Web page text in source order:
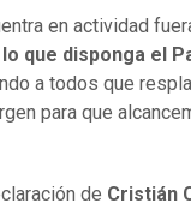
en actividad
que disponga el
a todos que
para que
de Cristián